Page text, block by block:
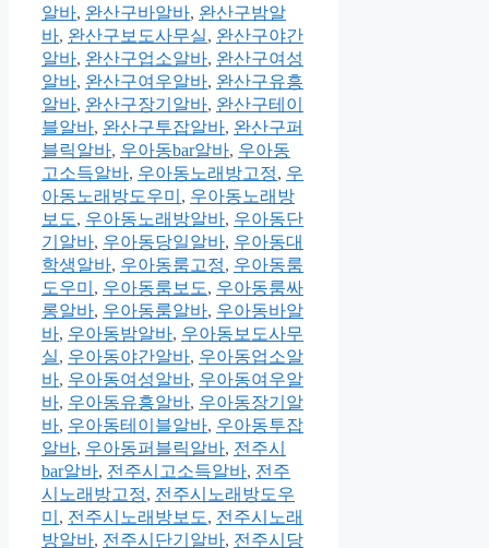
알바, 완산구바알바, 완산구밤알
바, 완산구보도사무실, 완산구야간
알바, 완산구업소알바, 완산구여성
알바, 완산구여우알바, 완산구유흥
알바, 완산구장기알바, 완산구테이
블알바, 완산구투잡알바, 완산구퍼
블릭알바, 우아동bar알바, 우아동
고소득알바, 우아동노래방고정, 우
아동노래방도우미 , 우아동노래방
보도, 우아동노래방알바, 우아동단
기알바, 우아동당일알바, 우아동대
학생알바, 우아동룸고정, 우아동룸
도우미 , 우아동룸보도, 우아동룸싸
롱알바, 우아동룸알바, 우아동바알
바, 우아동밤알바, 우아동보도사무
실, 우아동야간알바, 우아동업소알
바, 우아동여성알바, 우아동여우알
바, 우아동유흥알바, 우아동장기알
바, 우아동테이블알바, 우아동투잡
알바, 우아동퍼블릭알바, 전주시
bar알바, 전주시고소득알바, 전주
시노래방고정, 전주시노래방도우
미 , 전주시노래방보도, 전주시노래
방알바, 전주시단기알바, 전주시당